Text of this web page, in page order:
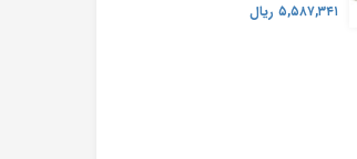
۵,۵۸۷,۳۴۱ ریال